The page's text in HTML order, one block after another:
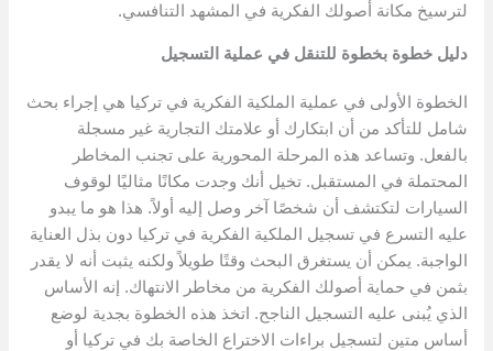
لترسيخ مكانة أصولك الفكرية في المشهد التنافسي.
دليل خطوة بخطوة للتنقل في عملية التسجيل
الخطوة الأولى في عملية الملكية الفكرية في تركيا هي إجراء بحث
شامل للتأكد من أن ابتكارك أو علامتك التجارية غير مسجلة
بالفعل. وتساعد هذه المرحلة المحورية على تجنب المخاطر
المحتملة في المستقبل. تخيل أنك وجدت مكانًا مثاليًا لوقوف
السيارات لتكتشف أن شخصًا آخر وصل إليه أولاً. هذا هو ما يبدو
عليه التسرع في تسجيل الملكية الفكرية في تركيا دون بذل العناية
الواجبة. يمكن أن يستغرق البحث وقتًا طويلاً ولكنه يثبت أنه لا يقدر
بثمن في حماية أصولك الفكرية من مخاطر الانتهاك. إنه الأساس
الذي يُبنى عليه التسجيل الناجح. اتخذ هذه الخطوة بجدية لوضع
أساس متين لتسجيل براءات الاختراع الخاصة بك في تركيا أو